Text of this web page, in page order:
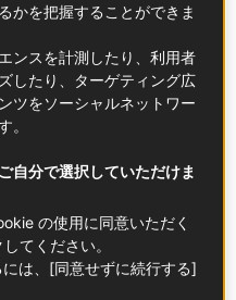
プロヴァンス地方のト
AOP ソリエス産イチジ
伝わる品種で、2006年
ます。養分やミネラル
ことも、長きにわたっ
かを把握することができま
ンスを計測したり、利用者
したり、ターゲティング広
ツをソーシャルネットワー
。
自分で選択していただけま
の使用に同意いただく
てください。
は、[同意せずに続行する]